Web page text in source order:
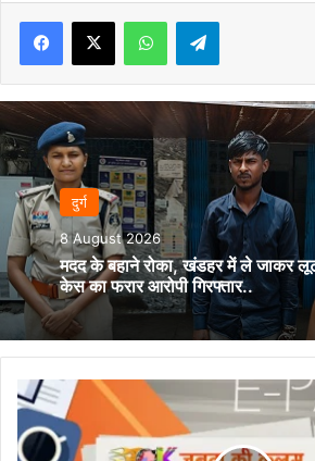
Facebook
X WhatsAppTelegram
दुर्ग
8 August 2026
मदद के बहाने रोका, खंडहर में ले जाकर
केस का फरार आरोपी गिरफ्तार..
जनता
की
कलम